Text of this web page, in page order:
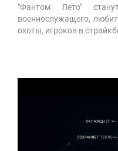
"Фантом Лето"
военнослужащего,
охоты, игроков в